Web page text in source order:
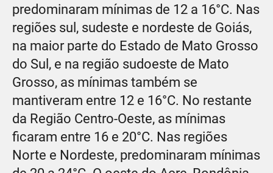
predominaram mínimas de 12 a 16°C. Nas
regiões sul, sudeste e nordeste de Goiás,
na maior parte do Estado de Mato Grosso
do Sul, e na região sudoeste de Mato
Grosso, as mínimas também se
mantiveram entre 12 e 16°C. No restante
da Região Centro-Oeste, as mínimas
ficaram entre 16 e 20°C. Nas regiões
Norte e Nordeste, predominaram mínimas